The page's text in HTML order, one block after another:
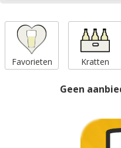
Favorieten Kratten
Geen